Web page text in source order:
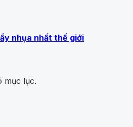
nhụa nhất thế giới
mục lục.